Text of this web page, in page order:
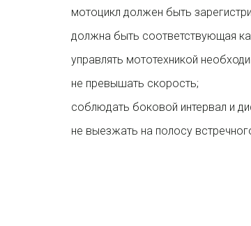
мотоцикл должен быть
должна быть соответствующая
управлять мототехникой
не превышать скорость;
соблюдать боковой интервал и
не выезжать на полосу